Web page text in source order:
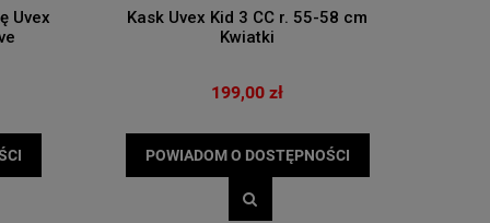
Uvex
Kask Uvex Kid 3 CC r. 55-58 cm
Kwiatki
199,00 zł
POWIADOM O DOSTĘPNOŚCI